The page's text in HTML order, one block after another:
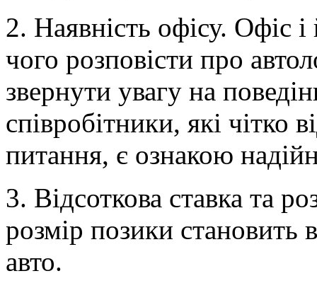
2. Наявність офісу. Офіс
чого розповісти про
звернути увагу на
співробітники, які чітко
питання, є ознакою
3. Відсоткова ставка та
розмір позики становить
авто.